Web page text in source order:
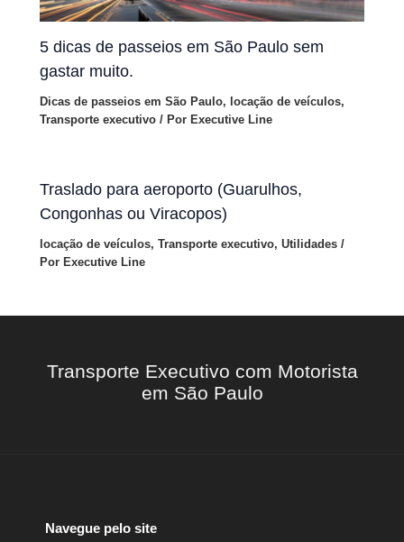
5 dicas de passeios em São Paulo sem
gastar muito.
Dicas de passeios em São Paulo, locação de veículos,
Transporte executivo / Por Executive Line
Traslado para aeroporto (Guarulhos,
Congonhas ou Viracopos)
locação de veículos,Transporte executivo,Utilidades /
PorExecutive Line
Transporte Executivo com Motorista
em São Paulo
Navegue pelo site